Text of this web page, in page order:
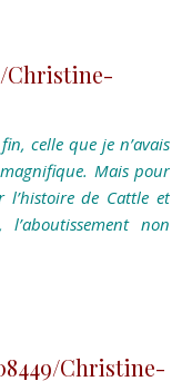
Christine-
celle que je n’avais
Mais pour
de Cattle et
non
Christine-